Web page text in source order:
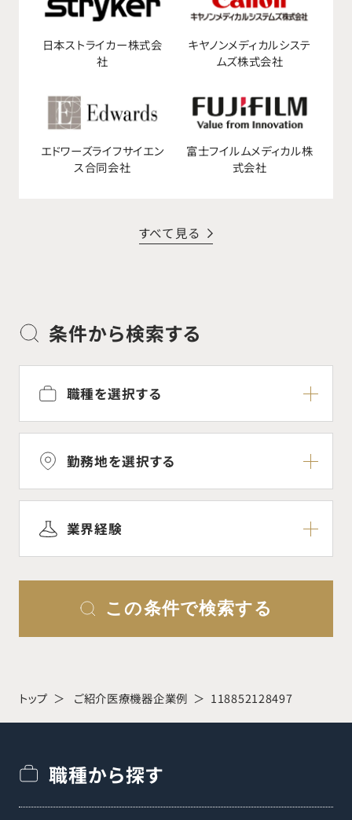
日本ストライカー株式会
社
キヤノンメディカルシステ
ムズ株式会社
エドワーズライフサイエン
ス合同会社
富士フイルムメディカル株
式会社
すべて見る
条件から検索する
職種を選択する
勤務地を選択する
業界経験
この条件で検索する
トップ ご紹介医療機器企業例 118852128497
職種から探す